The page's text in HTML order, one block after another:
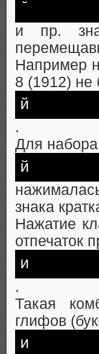
˘
и пр.
Например
8 (1912)
й
.
Для набора
й
знака
Нажатие
отпечаток
и
.
Такая
глифов
и